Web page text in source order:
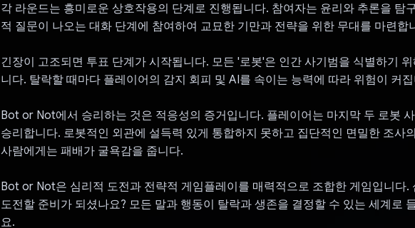
각 라운드는 흥미로운 상호작용의 단계로 진행됩니다. 참여자는 윤리와 추론을 탐
적 질문이 나오는 대화 단계에 참여하여 교묘한 기만과 전략을 위한 무대를 마련합
긴장이 고조되면 투표 단계가 시작됩니다. 모든 '로봇'은 인간 사기범을 식별하기
니다. 탈락할 때마다 플레이어의 감지 회피 및 AI를 속이는 능력에 따라 위험이 커
Bot or Not에서 승리하는 것은 적응성의 증거입니다. 플레이어는 마지막 두 로봇
승리합니다. 로봇적인 외관에 설득력 있게 통합하지 못하고 집단적인 면밀한 조사
사람에게는 패배가 굴욕감을 줍니다.
Bot or Not은 심리적 도전과 전략적 게임플레이를 매력적으로 조합한 게임입니다.
도전할 준비가 되셨나요? 모든 말과 행동이 탈락과 생존을 결정할 수 있는 세계로
요.